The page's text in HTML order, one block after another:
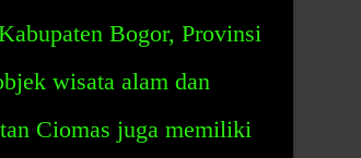
Bogor, Provinsi
wisata alam dan
Ciomas juga memiliki